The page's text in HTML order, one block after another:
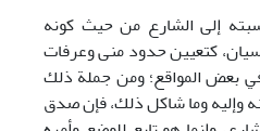
إلی الشارع من حيث كونه
كتعيين حدود منی وعرفات
بعض المواقع؛ ومن جملة ذلك
وإليه وما شاكل ذلك، فإن صدق